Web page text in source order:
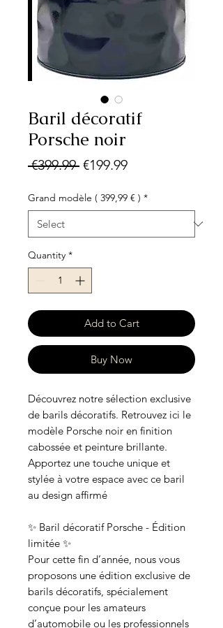
Baril décoratif
Porsche noir
€399.99 Regular
€199.99Sale
Grand modèle ( 399,99 € ) *
Quantity *
Add to Cart
Buy Now
Découvrez notre sélection exclusive
de barils décoratifs. Retrouvez ici le
modèle Porsche noir en finition
cabossée et peinture brillante.
Apportez une touche unique et
stylée à votre espace avec ce baril
au design affirmé
✨ Baril décoratif Porsche - Édition
limitée ✨
Pour cette fin d’année, nous vous
proposons une édition exclusive de
barils décoratifs, spécialement
conçue pour les amateurs
d’automobile ou les professionnels